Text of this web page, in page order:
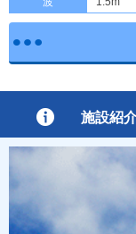
施設紹